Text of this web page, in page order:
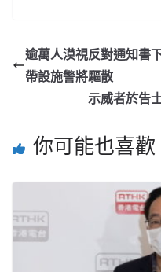
逾萬人漠視反對通知書
帶設施警將驅散
示威者於告
你可能也喜歡